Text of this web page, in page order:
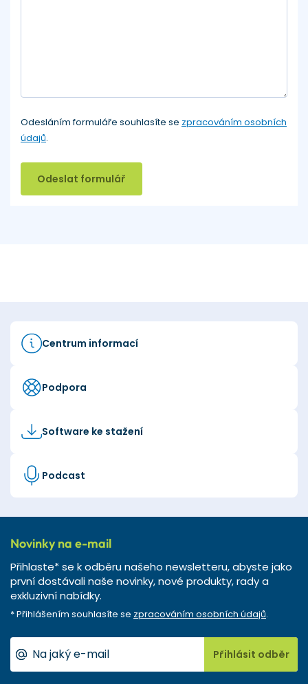
Odesláním formuláře souhlasíte se zpracováním osobních
údajů.
Odeslat formulář
Centrum informací
Podpora
Software ke stažení
Podcast
Novinky na e-mail
Přihlaste* se k odběru našeho newsletteru, abyste jako
první dostávali naše novinky, nové produkty, rady a
exkluzivní nabídky.
* Přihlášením souhlasíte se zpracováním osobních údajů.
Přihlásit odběr